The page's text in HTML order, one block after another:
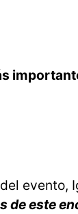
evento,
de este